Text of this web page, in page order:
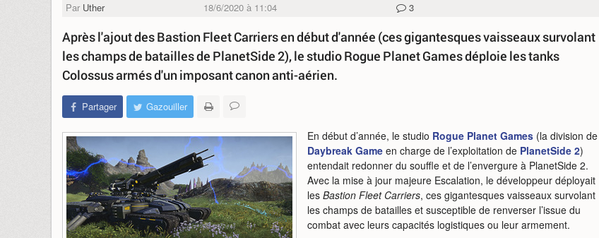
Par Uther 18/6/2020 à 11:04 3
Après l'ajout des Bastion Fleet Carriers en début d'année (ces gigantesques vaisseaux survolant
les champs de batailles de PlanetSide 2), le studio Rogue Planet Games déploie les tanks
Colossus armés d'un imposant canon anti-aérien.
Partager Gazouiller
En début d’année, le studio Rogue Planet Games (la division de
Daybreak Game en charge de l’exploitation de PlanetSide 2)
entendait redonner du souffle et de l’envergure à PlanetSide 2.
Avec la mise à jour majeure Escalation, le développeur déployait
les Bastion Fleet Carriers, ces gigantesques vaisseaux survolant
les champs de batailles et susceptible de renverser l’issue du
combat avec leurs capacités logistiques ou leur armement.